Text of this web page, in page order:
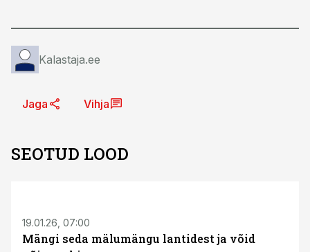
Kalastaja.ee
Jaga Vihja
SEOTUD LOOD
19.01.26, 07:00
Mängi seda mälumängu lantidest ja võid